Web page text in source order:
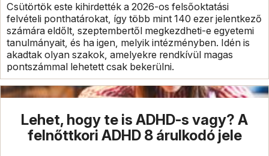
Csütörtök este kihirdették a 2026-os felsőoktatási
felvételi ponthatárokat, így több mint 140 ezer jelentkező
számára eldőlt, szeptembertől megkezdheti-e egyetemi
tanulmányait, és ha igen, melyik intézményben. Idén is
akadtak olyan szakok, amelyekre rendkívül magas
pontszámmal lehetett csak bekerülni.
Lehet, hogy te is ADHD-s vagy? A
felnőttkori ADHD 8 árulkodó jele